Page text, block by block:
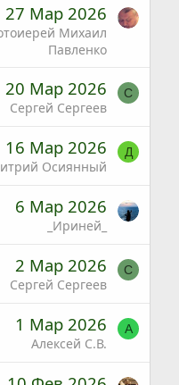
27 Мар 2026
Михаил
Павленко
20 Мар 2026
Сергей Сергеев
С
16 Мар 2026
Осиянный
Д
6 Мар 2026
_Ириней_
2 Мар 2026
Сергей Сергеев
С
1 Мар 2026
Алексей С.В.
А